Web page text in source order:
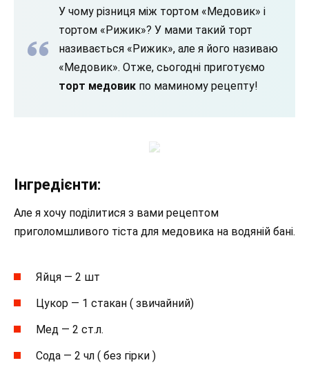
У чому різниця між тортом «Медовик» і
тортом «Рижик»? У мами такий торт
називається «Рижик», але я його називаю
«Медовик». Отже, сьогодні приготуємо
торт медовик по маминому рецепту!
Інгредієнти:
Але я хочу поділитися з вами рецептом
приголомшливого тіста для медовика на водяній бані.
Яйця — 2 шт
Цукор — 1 стакан ( звичайний)
Мед — 2 ст.л.
Сода — 2 чл ( без гірки )